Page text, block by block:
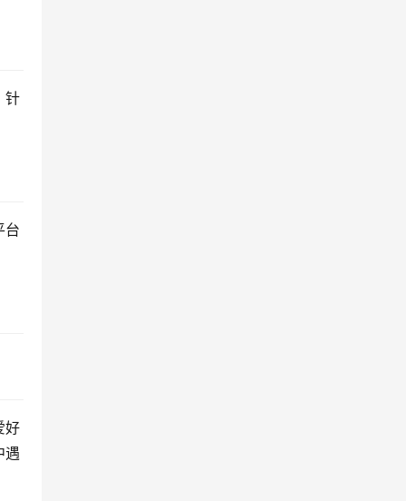
针
台
好
遇